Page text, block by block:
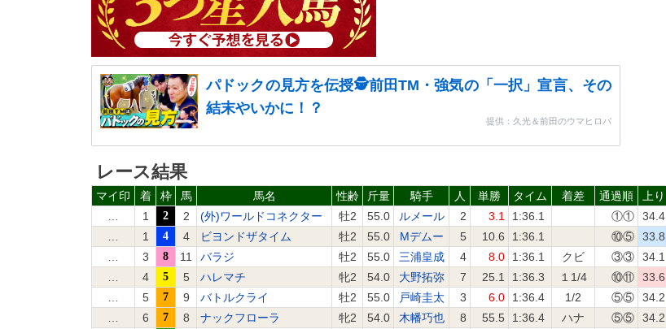
パドックの見方を伝授🕵前田TM・強気の「一択」宣言、その
結末やいかに！？
提供：久光＆前田のウマヒロバ
レース結果
マイ印 着 枠 馬 馬名 性齢 斤量 騎手 人 単勝 タイム 着差 通過順 上り
1 2 2 (外)ワールドコネクター 牡2 55.0 ルメール 2 3.1 1:36.1 ①① 34.4
1 4 4 ビヨンドザタイム 牡2 55.0 Mデムー 5 10.6 1:36.1 ⑩⑤ 33.8
3 8 11 バラジ 牡2 55.0 三浦皇成 4 8.0 1:36.1 クビ ③③ 34.1
4 5 5 ハレマチ 牝2 54.0 大野拓弥 7 25.1 1:36.3 １1/4 ⑩⑪ 33.6
5 7 9 バトルクライ 牡2 55.0 戸崎圭太 3 6.0 1:36.4 1/2 ⑤⑤ 34.2
6 7 8 ナックフローラ 牝2 54.0 木幡巧也 8 55.5 1:36.4 ハナ ⑤⑤ 34.2